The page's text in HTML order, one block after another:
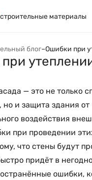
строительные материалы
блог–Ошибки при
— это не только
но и защита здания от
воздействия
при проведении
что стены будут
придёт в
ошибки,